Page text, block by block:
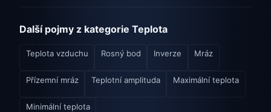
Další pojmy z kategorie Teplota
Teplota vzduchu Rosný bod Inverze Mráz
Přízemní mráz Teplotní amplituda Maximální teplota
Minimální teplota